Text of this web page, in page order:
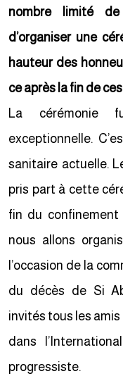
nombre limité de
d’organiser une
hauteur des
ce après la fin de
La cérémonie
exceptionnelle.
sanitaire actuelle.
pris part à cette
fin du confinement
nous allons
l’occasion de la
du décès de Si
invités tous les
dans
progressiste.